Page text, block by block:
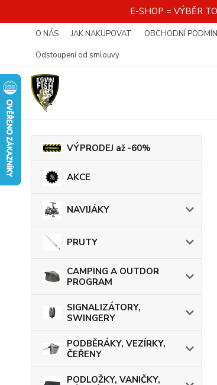
E-SHOP = VÝBĚR
O NÁS JAK NAKUPOVAT OBCHODNÍ
Odstoupení od smlouvy
VÝPRODEJ až -60%
AKCE
NAVIJÁKY
PRUTY
CAMPING A OUTDOR
PROGRAM
SIGNALIZÁTORY,
SWINGERY
PODBĚRÁKY, VEZÍRKY,
ČEŘENY
PODLOŽKY, VANIČKY,